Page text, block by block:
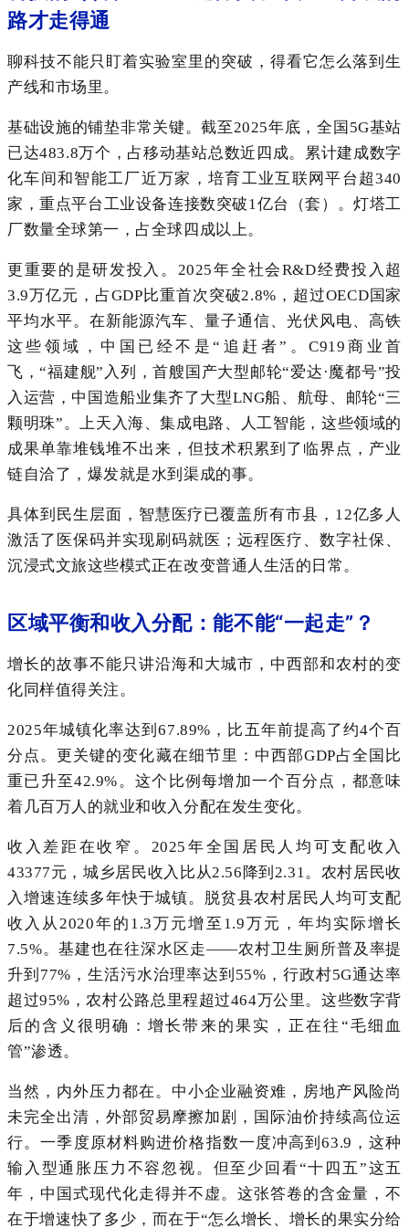
路才走得通
聊科技不能只盯着实验室里的突破，得看它怎么落到生
产线和市场里。
基础设施的铺垫非常关键。截至2025年底，全国5G基站
已达483.8万个，占移动基站总数近四成。累计建成数字
化车间和智能工厂近万家，培育工业互联网平台超340
家，重点平台工业设备连接数突破1亿台（套）。灯塔工
厂数量全球第一，占全球四成以上。
更重要的是研发投入。2025年全社会R&D经费投入超
3.9万亿元，占GDP比重首次突破2.8%，超过OECD国家
平均水平。在新能源汽车、量子通信、光伏风电、高铁
这些领域，中国已经不是“追赶者”。C919商业首
飞，“福建舰”入列，首艘国产大型邮轮“爱达·魔都号”投
入运营，中国造船业集齐了大型LNG船、航母、邮轮“三
颗明珠”。上天入海、集成电路、人工智能，这些领域的
成果单靠堆钱堆不出来，但技术积累到了临界点，产业
链自洽了，爆发就是水到渠成的事。
具体到民生层面，智慧医疗已覆盖所有市县，12亿多人
激活了医保码并实现刷码就医；远程医疗、数字社保、
沉浸式文旅这些模式正在改变普通人生活的日常。
区域平衡和收入分配：能不能“一起走”？
增长的故事不能只讲沿海和大城市，中西部和农村的变
化同样值得关注。
2025年城镇化率达到67.89%，比五年前提高了约4个百
分点。更关键的变化藏在细节里：中西部GDP占全国比
重已升至42.9%。这个比例每增加一个百分点，都意味
着几百万人的就业和收入分配在发生变化。
收入差距在收窄。2025年全国居民人均可支配收入
43377元，城乡居民收入比从2.56降到2.31。农村居民收
入增速连续多年快于城镇。脱贫县农村居民人均可支配
收入从2020年的1.3万元增至1.9万元，年均实际增长
7.5%。基建也在往深水区走——农村卫生厕所普及率提
升到77%，生活污水治理率达到55%，行政村5G通达率
超过95%，农村公路总里程超过464万公里。这些数字背
后的含义很明确：增长带来的果实，正在往“毛细血
管”渗透。
当然，内外压力都在。中小企业融资难，房地产风险尚
未完全出清，外部贸易摩擦加剧，国际油价持续高位运
行。一季度原材料购进价格指数一度冲高到63.9，这种
输入型通胀压力不容忽视。但至少回看“十四五”这五
年，中国式现代化走得并不虚。这张答卷的含金量，不
在于增速快了多少，而在于“怎么增长、增长的果实分给